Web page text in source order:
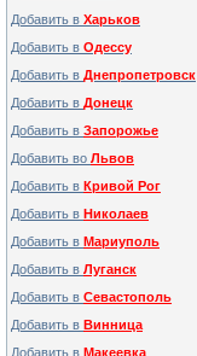
Добавить в Харьков
Добавить в Одессу
Добавить в Днепропетровск
Добавить в Донецк
Добавить в Запорожье
Добавить во Львов
Добавить в Кривой Рог
Добавить в Николаев
Добавить в Мариуполь
Добавить в Луганск
Добавить в Севастополь
Добавить в Винница
Добавить в Макеевка